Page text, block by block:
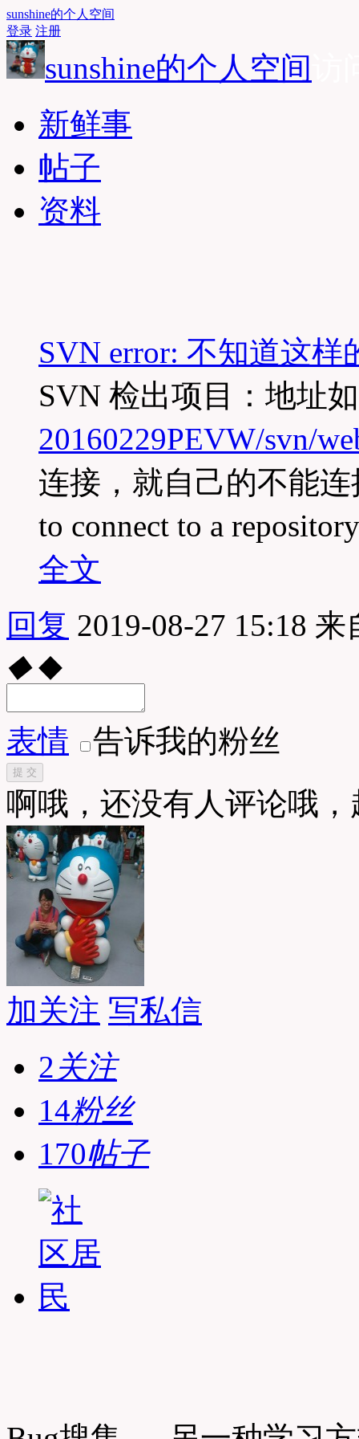
sunshine的个人空间
登录 注册
sunshine的个人空间
新鲜事
帖子
资料
SVN error: 不知道这样
SVN 检出项目：地址
20160229PEVW/svn/
连接，就自己的不能
to connect to a
全文
回复 2019-08-27 15:18 来
◆ ◆
表情 告诉我的粉丝
提 交
啊哦，还没有人评论哦
加关注 写私信
2关注
14粉丝
170帖子